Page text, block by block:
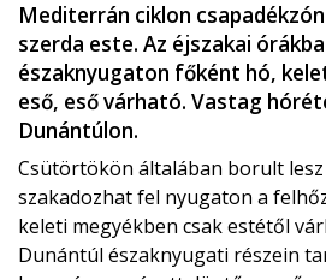
Mediterrán ciklon
szerda este. Az éjszakai
északnyugaton főként hó,
eső, eső várható. Vastag
Dunántúlon.
Csütörtökön általában borult lesz
szakadozhat fel nyugaton a
keleti megyékben csak estétől
Dunántúl északnyugati részein